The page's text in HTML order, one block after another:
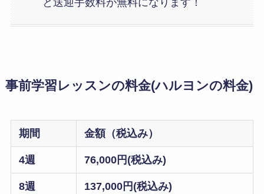
と送迎手数料が無料になります！
事前学習レッスンの料金(ハルヨンの料金)
期間 金額（税込み）
4週 76,000円(税込み)
8週 137,000円(税込み)